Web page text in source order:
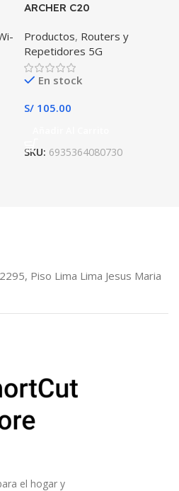
ARCHER C20
Productos, Routers y
Repetidores 5G
En stock
S/ 105.00
SKU: 6935364080730
Piso Lima Lima Jesus Maria
el hogar y